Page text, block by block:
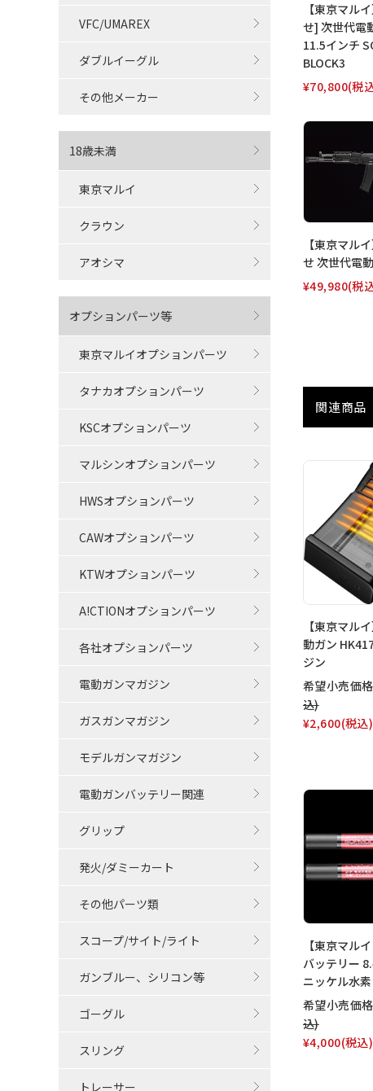
【東京マル
せ] 次世代電
11.5インチ
BLOCK3
¥70,800(税
【東京マル
せ 次世代電
¥49,980(税
関連商品
【東京マル
動ガン
ジン
希望小売価
込)
¥2,600(税込)
【東京マル
バッテリー
ニッケル水素
希望小売価
込)
¥4,000(税込)
VFC/UMAREX
ダブルイーグル
その他メーカー
18歳未満
東京マルイ
クラウン
アオシマ
オプションパーツ等
東京マルイオプションパーツ
タナカオプションパーツ
KSCオプションパーツ
マルシンオプションパーツ
HWSオプションパーツ
CAWオプションパーツ
KTWオプションパーツ
A!CTIONオプションパーツ
各社オプションパーツ
電動ガンマガジン
ガスガンマガジン
モデルガンマガジン
電動ガンバッテリー関連
グリップ
発火/ダミーカート
その他パーツ類
スコープ/サイト/ライト
ガンブルー、シリコン等
ゴーグル
スリング
トレーサー